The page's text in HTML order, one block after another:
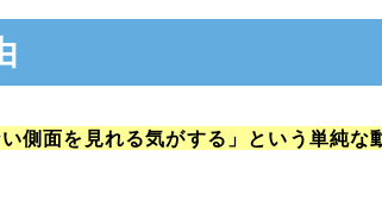
側面を見れる気がする」という単純な